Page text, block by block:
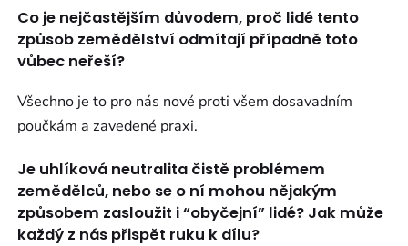
Co je nejčastějším důvodem, proč lidé tento
způsob zemědělství odmítají případně toto
vůbec neřeší?
Všechno je to pro nás nové proti všem dosavadním
poučkám a zavedené praxi.
Je uhlíková neutralita čistě problémem
zemědělců, nebo se o ní mohou nějakým
způsobem zasloužit i “obyčejní” lidé? Jak může
každý z nás přispět ruku k dílu?